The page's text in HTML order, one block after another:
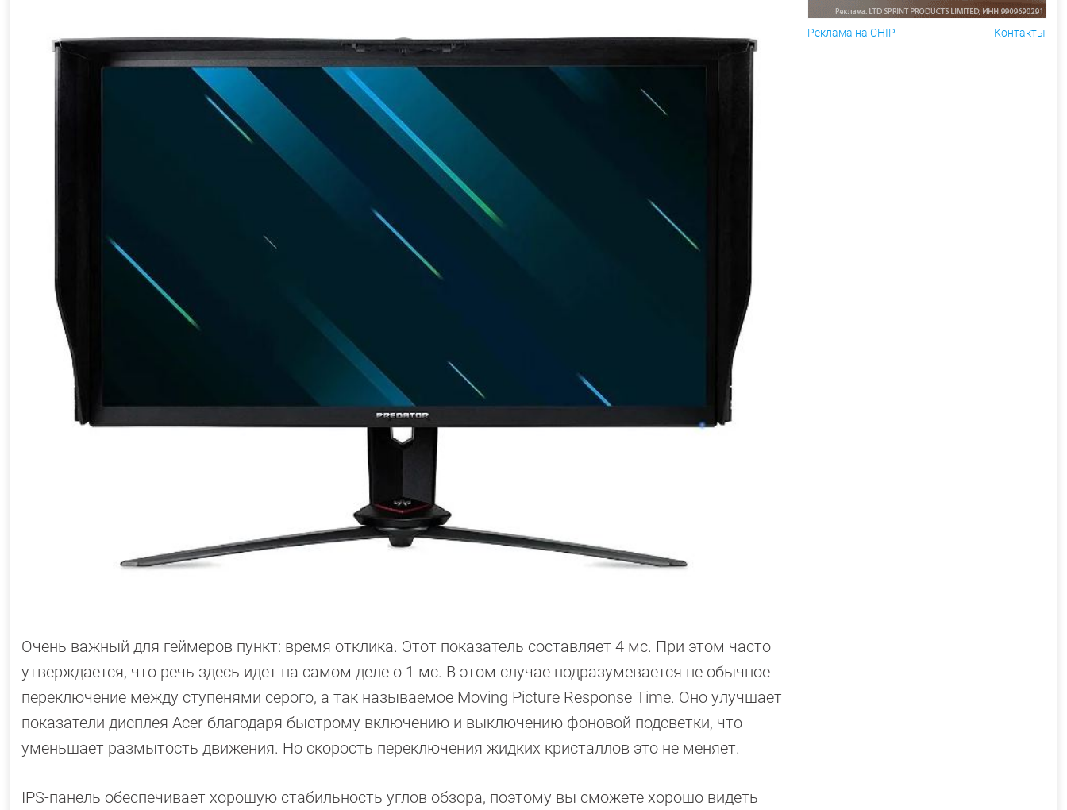
Очень важный для геймеров пункт: время отклика. Этот показатель составляет 4 мс. При этом часто
утверждается, что речь здесь идет на самом деле о 1 мс. В этом случае подразумевается не обычное
переключение между ступенями серого, а так называемое Moving Picture Response Time. Оно улучшает
показатели дисплея Acer благодаря быстрому включению и выключению фоновой подсветки, что
уменьшает размытость движения. Но скорость переключения жидких кристаллов это не меняет.
IPS-панель обеспечивает хорошую стабильность углов обзора, поэтому вы сможете хорошо видеть
Реклама на CHIP Контакты